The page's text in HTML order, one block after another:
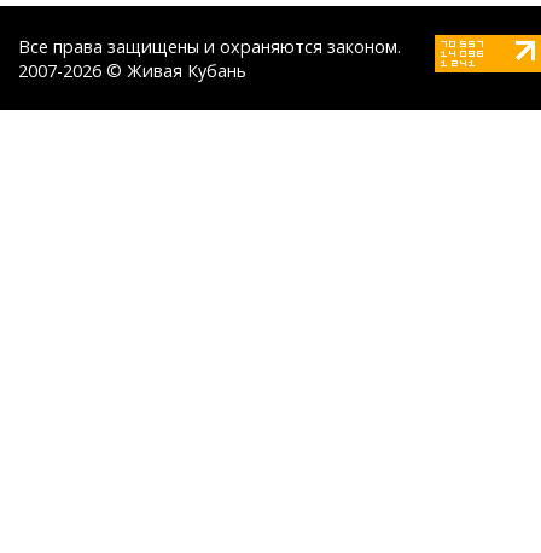
Все права защищены и охраняются законом.
2007-2026 © Живая Кубань